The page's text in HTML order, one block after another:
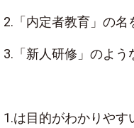
2.「内定者教育」の
3.「新人研修」のよう
1.は目的がわかりや